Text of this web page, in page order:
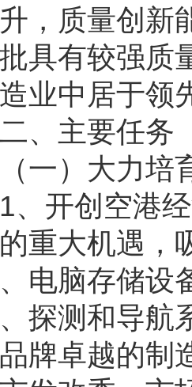
，质量创新
具有较强质
业中居于领
主要任务
）大力培
创空港经
重大机遇，
电脑存储设
探测和导航
牌卓越的制